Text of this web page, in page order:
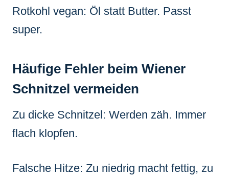
Rotkohl vegan: Öl statt Butter. Passt
super.
Häufige Fehler beim Wiener
Schnitzel vermeiden
Zu dicke Schnitzel: Werden zäh. Immer
flach klopfen.
Falsche Hitze: Zu niedrig macht fettig, zu